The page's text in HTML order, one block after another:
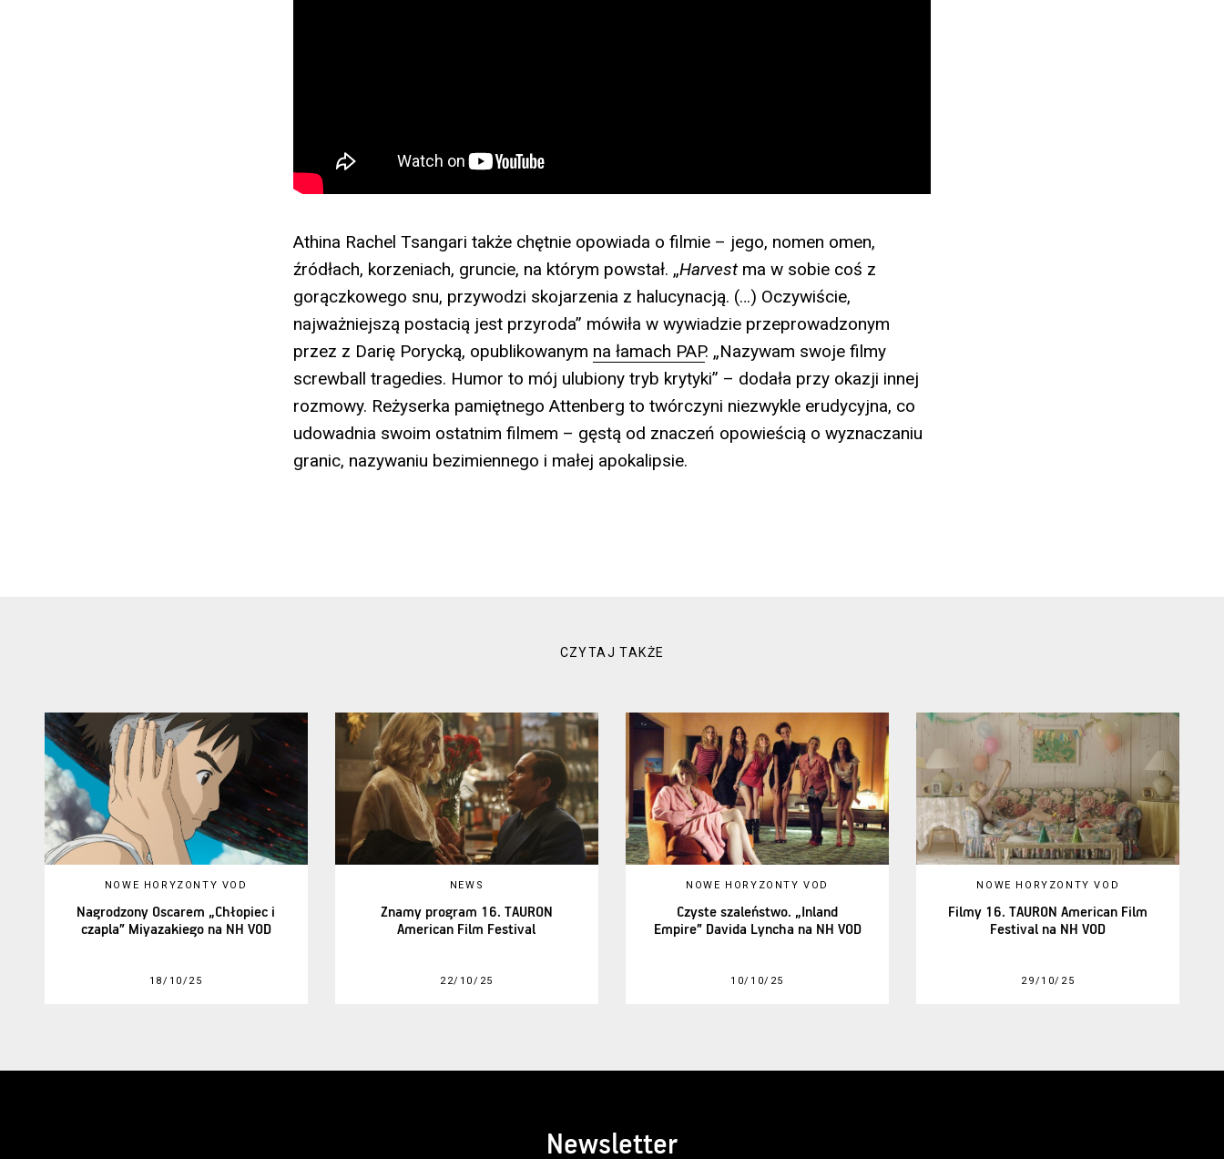
Athina Rachel Tsangari także chętnie opowiada o filmie – jego, nomen omen,
źródłach, korzeniach, gruncie, na którym powstał. „Harvest ma w sobie coś z
gorączkowego snu, przywodzi skojarzenia z halucynacją. (…) Oczywiście,
najważniejszą postacią jest przyroda” mówiła w wywiadzie przeprowadzonym
przez z Darię Porycką, opublikowanym na łamach PAP. „Nazywam swoje filmy
screwball tragedies. Humor to mój ulubiony tryb krytyki” – dodała przy okazji innej
rozmowy. Reżyserka pamiętnego Attenberg to twórczyni niezwykle erudycyjna, co
udowadnia swoim ostatnim filmem – gęstą od znaczeń opowieścią o wyznaczaniu
granic, nazywaniu bezimiennego i małej apokalipsie.
CZYTAJ TAKŻE
NOWE HORYZONTY VOD
Nagrodzony Oscarem „Chłopiec i
czapla” Miyazakiego na NH VOD
18/10/25
NEWS
Znamy program 16. TAURON
American Film Festival
22/10/25
NOWE HORYZONTY VOD
Czyste szaleństwo. „Inland
Empire” Davida Lyncha na NH VOD
10/10/25
NOWE HORYZONTY VOD
Filmy 16. TAURON American Film
Festival na NH VOD
29/10/25
Newsletter